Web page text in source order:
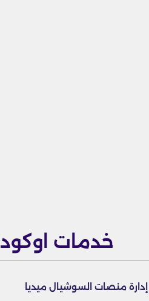
خدمات اوكودا
إدارة منصات السوشيال ميديا